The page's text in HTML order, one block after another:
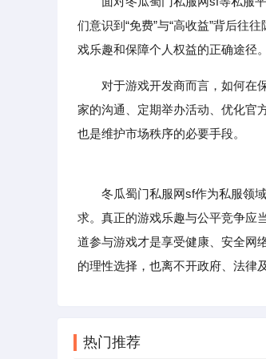
们意识到“免费”与“高收益”背后往
戏乐趣和保障个人权益的正确途径。
对于游戏开发商而言，如何在
家的沟通、定期举办活动、优化官
也是维护市场秩序的必要手段。
冬瓜蜀门私服网sf作为私服领域
求。真正的游戏乐趣与公平竞争应
道参与游戏才是享受健康、安全网
的理性选择，也离不开政府、法律
热门推荐